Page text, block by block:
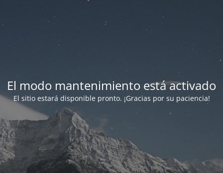
El modo mantenimiento está activado
El sitio estará disponible pronto. ¡Gracias por su paciencia!